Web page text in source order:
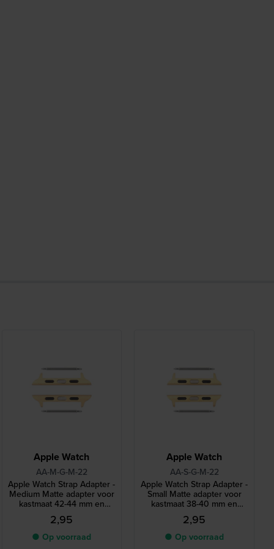
Apple Watch
AA-M-G-M-22
Apple Watch Strap Adapter -
Medium Matte adapter voor
kastmaat 42-44 mm en
bandmaat 22 mm
2,95
● Op voorraad
Apple Watch
AA-S-G-M-22
Apple Watch Strap Adapter -
Small Matte adapter voor
kastmaat 38-40 mm en
bandmaat 22 mm
2,95
● Op voorraad